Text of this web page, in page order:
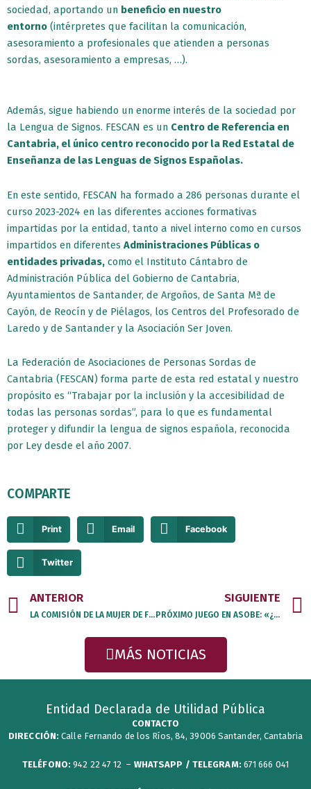
sociedad, aportando un beneficio en nuestro
entorno (intérpretes que facilitan la comunicación,
asesoramiento a profesionales que atienden a personas
sordas, asesoramiento a empresas, …).
Además, sigue habiendo un enorme interés de la sociedad por
la Lengua de Signos. FESCAN es un Centro de Referencia en
Cantabria, el único centro reconocido por la Red Estatal de
Enseñanza de las Lenguas de Signos Españolas.
En este sentido, FESCAN ha formado a 286 personas durante el
curso 2023-2024 en las diferentes acciones formativas
impartidas por la entidad, tanto a nivel interno como en cursos
impartidos en diferentes Administraciones Públicas o
entidades privadas, como el Instituto Cántabro de
Administración Pública del Gobierno de Cantabria,
Ayuntamientos de Santander, de Argoños, de Santa Mª de
Cayón, de Reocín y de Piélagos, los Centros del Profesorado de
Laredo y de Santander y la Asociación Ser Joven.
La Federación de Asociaciones de Personas Sordas de
Cantabria (FESCAN) forma parte de esta red estatal y nuestro
propósito es “Trabajar por la inclusión y la accesibilidad de
todas las personas sordas”, para lo que es fundamental
proteger y difundir la lengua de signos española, reconocida
por Ley desde el año 2007.
COMPARTE
Print Email Facebook
Twitter
Prev
ANTERIOR
LA COMISIÓN DE LA MUJER DE FESCAN PARTICIPA EN LOS ACTOS DEL #8M 2025
SIGUIENTE
PRÓXIMO JUEGO EN ASOBE: «¿CONOCES ESTOS LUGARES?»
MÁS NOTICIAS
Entidad Declarada de Utilidad Pública
CONTACTO
DIRECCIÓN: Calle Fernando de los Ríos, 84, 39006 Santander, Cantabria
TELÉFONO: 942 22 47 12 – WHATSAPP / TELEGRAM: 671 666 041